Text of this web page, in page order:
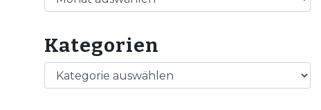
Kategorien
Kategorien